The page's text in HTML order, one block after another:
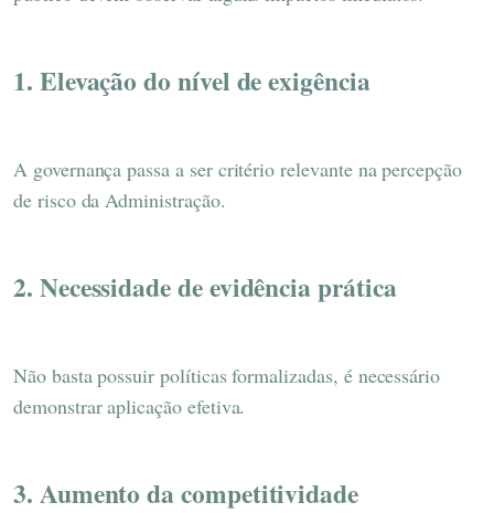
1. Elevação do nível de exigência
A governança passa a ser critério relevante na percepção
de risco da Administração.
2. Necessidade de evidência prática
Não basta possuir políticas formalizadas, é necessário
demonstrar aplicação efetiva.
3. Aumento da competitividade